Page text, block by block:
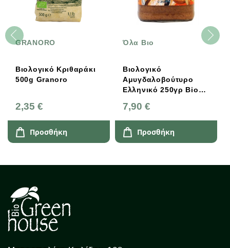
GRANORO
Βιολογικό Κριθαράκι
500g Granoro
2,35 €
Προσθήκη
Όλα Βιο
Βιολογικό
Αμυγδαλοβούτυρο
Ελληνικό 250γρ Bio
7,90 €
Προσθήκη